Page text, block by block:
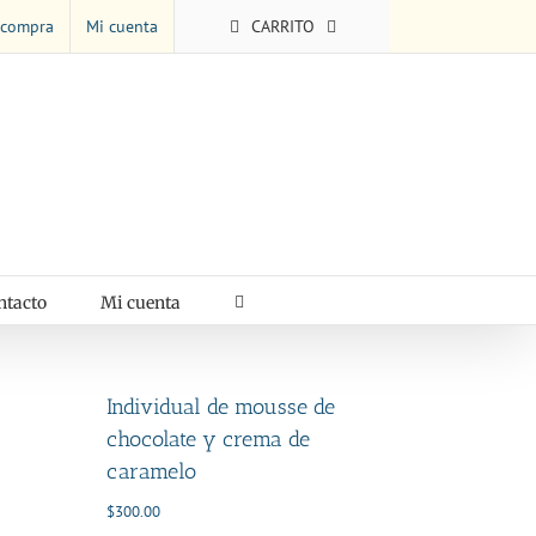
Mi cuenta CARRITO
Mi cuenta
Individual de mousse de
chocolate y crema de
caramelo
$300.00